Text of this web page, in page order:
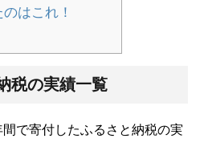
はこれ！
税の実績一覧
で寄付したふるさと納税の実